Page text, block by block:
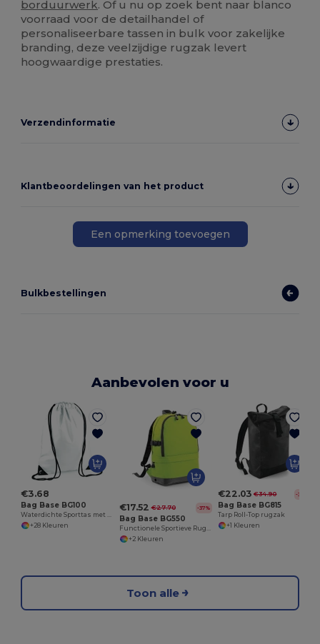
borduurwerk. Of u nu op zoek bent naar blanco
voorraad voor de detailhandel of
personaliseerbare tassen in bulk voor zakelijke
branding, deze veelzijdige rugzak levert
hoogwaardige prestaties.
Verzendinformatie
Klantbeoordelingen van het product
Een opmerking toevoegen
Bulkbestellingen
Aanbevolen voor u
€3.68
Bag Base BG100
Waterdichte Sporttas met Personaliseerbare Opties
+28 Kleuren
€17.52 €27.70 -37%
Bag Base BG550
Functionele Sportieve Rugzak met Laptopvak
+2 Kleuren
€22.03 €34.90 -37%
Bag Base BG815
Tarp Roll-Top rugzak
+1 Kleuren
Toon alle